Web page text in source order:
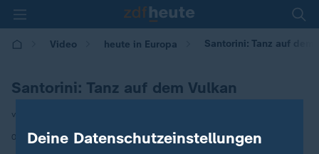
Video heute in Europa Santorini: Tanz auf dem
Santorini: Tanz auf dem Vulkan
von Andreas Postel
04.06.2025 | 16:00
Deine Datenschutzeinstellungen